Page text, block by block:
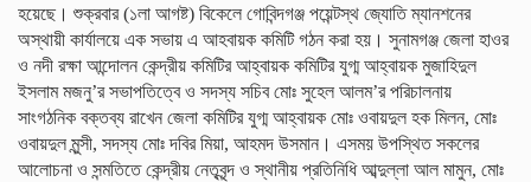
হয়েছে। শুক্রবার (১লা আগষ্ট) বিকেলে গোবিন্দগঞ্জ পয়েন্টস্থ জ্যোতি ম্যানশনের
অস্থায়ী কার্যালয়ে এক সভায় এ আহবায়ক কমিটি গঠন করা হয়। সুনামগঞ্জ জেলা হাওর
ও নদী রক্ষা আন্দোলন কেন্দ্রীয় কমিটির আহ্বায়ক কমিটির যুগ্ম আহ্বায়ক মুজাহিদুল
ইসলাম মজনু’র সভাপতিত্বে ও সদস্য সচিব মোঃ সুহেল আলম’র পরিচালনায়
সাংগঠনিক বক্তব্য রাখেন জেলা কমিটির যুগ্ম আহ্বায়ক মোঃ ওবায়দুল হক মিলন, মোঃ
ওবায়দুল মুন্সী, সদস্য মোঃ দবির মিয়া, আহমদ উসমান। এসময় উপস্থিত সকলের
আলোচনা ও সন্মতিতে কেন্দ্রীয় নেতৃবৃন্দ ও স্থানীয় প্রতিনিধি আব্দুল্লা আল মামুন, মোঃ